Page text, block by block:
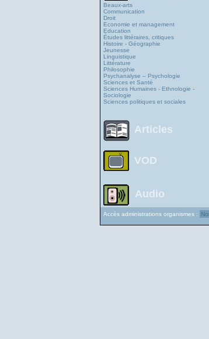
Beaux-arts
Communication
Droit
Economie et management
Education
Études littéraires, critiques
Histoire - Géographie
Jeunesse
Linguistique
Littérature
Philosophie
Psychanalyse – Psychologie
Sciences et Santé
Sciences Humaines - Ethnologie -
Sociologie
Sciences politiques et sociales
Articles
VOD
Audio
Accès administrations organismes :